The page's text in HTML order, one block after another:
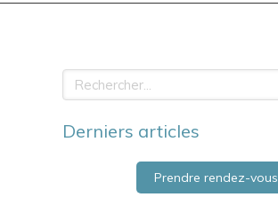
Rechercher
Derniers articles
Prendre rendez-vous